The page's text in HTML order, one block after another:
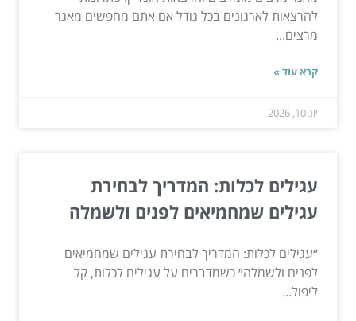
להרצאות לארגונים בכל גודל אם אתם מחפשים מאגר
מרצים...
קרא עוד »
יונ 10, 2026
עגילים לכלות: המדריך לבחירת
עגילים שמחמיאים לפנים ולשמלה
״עגילים לכלות: המדריך לבחירת עגילים שמחמיאים
לפנים ולשמלה״ כשמדברים על עגילים לכלות, קל
ליפול...